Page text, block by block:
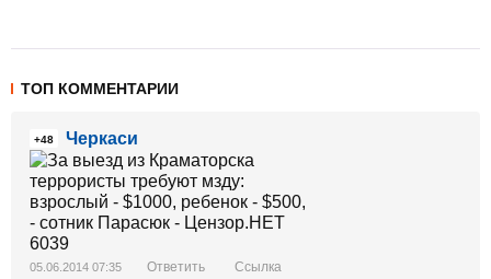
ТОП КОММЕНТАРИИ
+48 Черкаси
05.06.2014 07:35 Ответить Ссылка